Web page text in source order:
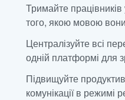
Тримайте працівників
того, якою мовою
Централізуйте всі
одній платформі для
Підвищуйте
комунікації в режимі